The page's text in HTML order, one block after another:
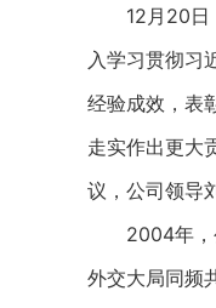
12月20日，
入学习贯彻习
经验成效，表
走实作出更大
议，公司领导
2004年，公
外交大局同频